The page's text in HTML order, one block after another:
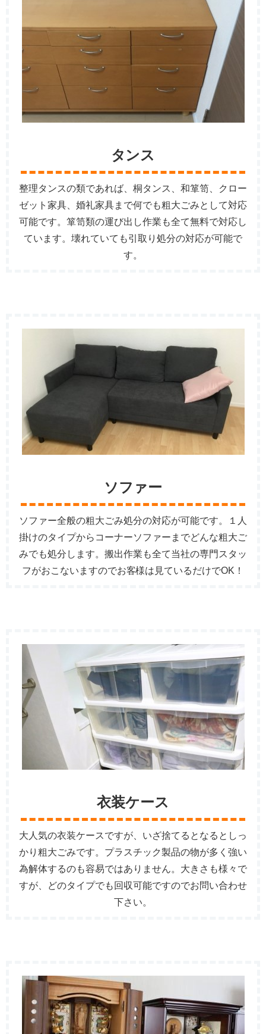
タンス
整理タンスの類であれば、桐タンス、和箪笥、クロー
ゼット家具、婚礼家具まで何でも粗大ごみとして対応
可能です。箪笥類の運び出し作業も全て無料で対応し
ています。壊れていても引取り処分の対応が可能で
す。
ソファー
ソファー全般の粗大ごみ処分の対応が可能です。１人
掛けのタイプからコーナーソファーまでどんな粗大ご
みでも処分します。搬出作業も全て当社の専門スタッ
フがおこないますのでお客様は見ているだけでOK！
衣装ケース
大人気の衣装ケースですが、いざ捨てるとなるとしっ
かり粗大ごみです。プラスチック製品の物が多く強い
為解体するのも容易ではありません。大きさも様々で
すが、どのタイプでも回収可能ですのでお問い合わせ
下さい。